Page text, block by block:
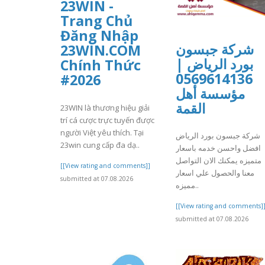
23WIN -
Trang Chủ
Đăng Nhập
23WIN.COM
Chính Thức
#2026
23WIN là thương hiệu giải
trí cá cược trực tuyến được
người Việt yêu thích. Tại
23win cung cấp đa dạ..
[[View rating and comments]]
submitted at 07.08.2026
شركة جبسون
بورد الرياض |
0569614136
مؤسسة أهل
القمة
شركة جبسون بورد الرياض
افضل واحسن خدمه باسعار
متميزه يمكنك الان التواصل
معنا والحصول علي اسعار
مميزه..
[[View rating and comments]]
submitted at 07.08.2026